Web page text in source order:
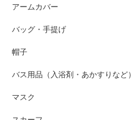
アームカバー
バッグ・手提げ
帽子
バス用品（入浴剤・あかすりなど）
マスク